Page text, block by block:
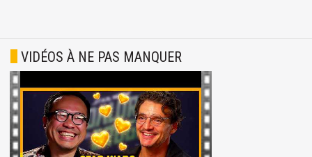
VIDÉOS À NE PAS MANQUER